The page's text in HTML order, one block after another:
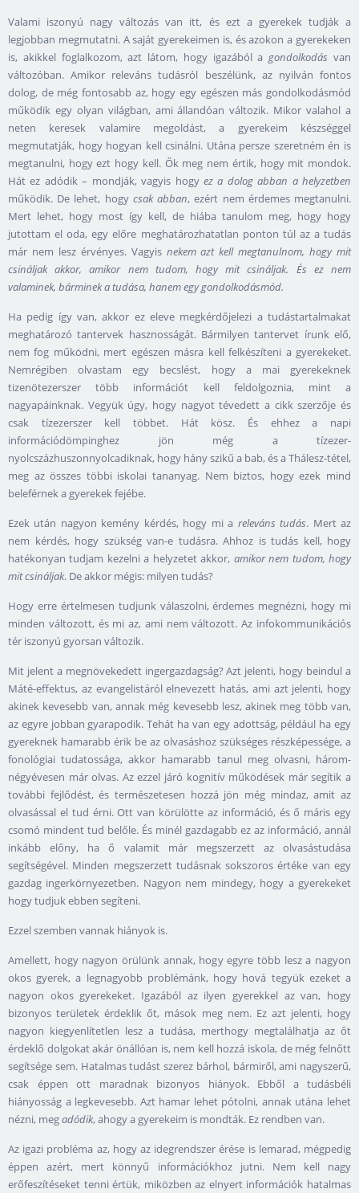
Valami iszonyú nagy változás van itt, és ezt a gyerekek tudják a
legjobban megmutatni. A saját gyerekeimen is, és azokon a gyerekeken
is, akikkel foglalkozom, azt látom, hogy igazából agondolkodás van
változóban. Amikor releváns tudásról beszélünk, az nyilván fontos
dolog, de még fontosabb az, hogy egy egészen más gondolkodásmód
működik egy olyan világban, ami állandóan változik. Mikor valahol a
neten keresek valamire megoldást, a gyerekeim készséggel
megmutatják, hogy hogyan kell csinálni. Utána persze szeretném én is
megtanulni, hogy ezt hogy kell. Ők meg nem értik, hogy mit mondok.
Hát ez adódik – mondják, vagyis hogy ez a dolog abban a helyzetben
működik. De lehet, hogy csak abban, ezért nem érdemes megtanulni.
Mert lehet, hogy most így kell, de hiába tanulom meg, hogy hogy
jutottam el oda, egy előre meghatározhatatlan ponton túl az a tudás
már nem lesz érvényes. Vagyis nekem azt kell megtanulnom, hogy mit
csináljak akkor, amikor nem tudom, hogy mit csináljak.
És ez nem
valaminek, bárminek a tudása, hanem egy gondolkodásmód.
Ha pedig így van, akkor ez eleve megkérdőjelezi a tudástartalmakat
meghatározó tantervek hasznosságát. Bármilyen tantervet írunk elő,
nem fog működni, mert egészen másra kell felkészíteni a gyerekeket.
Nemrégiben olvastam egy becslést, hogy a mai gyerekeknek
tizenötezerszer több információt kell feldolgoznia, mint a
nagyapáinknak. Vegyük úgy, hogy nagyot tévedett a cikk szerzője és
csak tízezerszer kell többet. Hát kösz. És ehhez a napi
információdömpinghez jön még a tízezer-
nyolcszázhuszonnyolcadiknak, hogy hány szikű a bab, és a Thálesz-tétel,
meg az összes többi iskolai tananyag. Nem biztos, hogy ezek mind
beleférnek a gyerekek fejébe.
Ezek után nagyon kemény kérdés, hogy mi a releváns tudás. Mert az
nem kérdés, hogy szükség van-e tudásra. Ahhoz is tudás kell, hogy
hatékonyan tudjam kezelni a helyzetet akkor, amikor nem tudom, hogy
mit csináljak. De akkor mégis: milyen tudás?
Hogy erre értelmesen tudjunk válaszolni, érdemes megnézni, hogy mi
minden változott, és mi az, ami nem változott. Az infokommunikációs
tér iszonyú gyorsan változik.
Mit jelent a megnövekedett ingergazdagság? Azt jelenti, hogy beindul a
Máté-effektus, az evangelistáról elnevezett hatás, ami azt jelenti, hogy
akinek kevesebb van, annak még kevesebb lesz, akinek meg több van,
az egyre jobban gyarapodik. Tehát ha van egy adottság, például ha egy
gyereknek hamarabb érik be az olvasáshoz szükséges részképessége, a
fonológiai tudatossága, akkor hamarabb tanul meg olvasni, három-
négyévesen már olvas. Az ezzel járó kognitív működések már segítik a
további fejlődést, és természetesen hozzá jön még mindaz, amit az
olvasással el tud érni. Ott van körülötte az információ, és ő máris egy
csomó mindent tud belőle. És minél gazdagabb ez az információ, annál
inkább előny, ha ő valamit már megszerzett az olvasástudása
segítségével. Minden megszerzett tudásnak sokszoros értéke van egy
gazdag ingerkörnyezetben. Nagyon nem mindegy, hogy a gyerekeket
hogy tudjuk ebben segíteni.
Ezzel szemben vannak hiányok is.
Amellett, hogy nagyon örülünk annak, hogy egyre több lesz a nagyon
okos gyerek, a legnagyobb problémánk, hogy hová tegyük ezeket a
nagyon okos gyerekeket. Igazából az ilyen gyerekkel az van, hogy
bizonyos területek érdeklik őt, mások meg nem. Ez azt jelenti, hogy
nagyon kiegyenlítetlen lesz a tudása, merthogy megtalálhatja az őt
érdeklő dolgokat akár önállóan is, nem kell hozzá iskola, de még felnőtt
segítsége sem. Hatalmas tudást szerez bárhol, bármiről, ami nagyszerű,
csak éppen ott maradnak bizonyos hiányok. Ebből a tudásbéli
hiányosság a legkevesebb. Azt hamar lehet pótolni, annak utána lehet
nézni, megadódik, ahogy a gyerekeim is mondták. Ez rendben van.
Az igazi probléma az, hogy az idegrendszer érése is lemarad, mégpedig
éppen azért, mert könnyű információkhoz jutni. Nem kell nagy
erőfeszítéseket tenni értük, miközben az elnyert információk hatalmas